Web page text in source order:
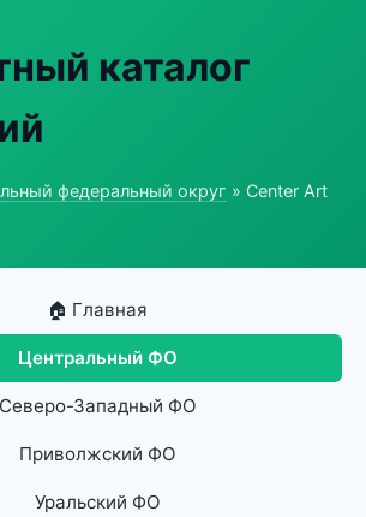
каталог
федеральный округ » Center Art
🏠 Главная
Центральный ФО
Северо-Западный ФО
Приволжский ФО
Уральский ФО